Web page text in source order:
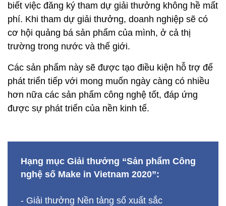
biết việc đăng ký tham dự giải thưởng không hề mất
phí. Khi tham dự giải thưởng, doanh nghiệp sẽ có
cơ hội quảng bá sản phẩm của mình, ở cả thị
trường trong nước và thế giới.
Các sản phẩm này sẽ được tạo điều kiện hỗ trợ để
phát triển tiếp với mong muốn ngày càng có nhiều
hơn nữa các sản phẩm công nghệ tốt, đáp ứng
được sự phát triển của nền kinh tế.
Hạng mục Giải thưởng “Sản phẩm Công
nghệ số Make in Vietnam 2020”:
- Giải thưởng Nền tảng số xuất sắc